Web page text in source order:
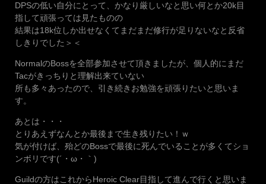
DPSの低い自分にとって、かなり厳しいなと思い何とか20k目
指して頑張っては見たものの
結果は18k位しか出せなくてまだまだ修行が足りないなと反省
しきりでした＞＜
NormalのBossを全部参加させて頂きましたが、個人的にまだ
Tacがきっちりと理解出来ていない
所も多々あったので、引き続きお勉強を頑張りたいと思いま
す。
あとは・・・
とりあえずなんとか最後まで生き残りたい！ｗ
気が付けば、殆どのBossで最後に死んでいることが多くてショ
ンボリです(´・ω・｀)
Guildの方はこれからHeroic Clear目指して進んで行くと思いま